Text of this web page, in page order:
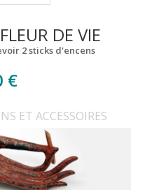
DE VIE
2 sticks d'encens
€
ET ACCESSOIRES